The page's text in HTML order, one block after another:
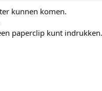
kunnen komen.
paperclip kunt indrukken.